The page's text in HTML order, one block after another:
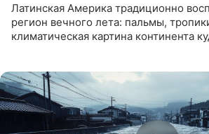
Латинская Америка традиционно
регион вечного лета: пальмы,
климатическая картина континента
низкие температуры. Очередным
этом стала Куба, где Национальный
метеорологии зафиксировал
показатель температуры — ноль